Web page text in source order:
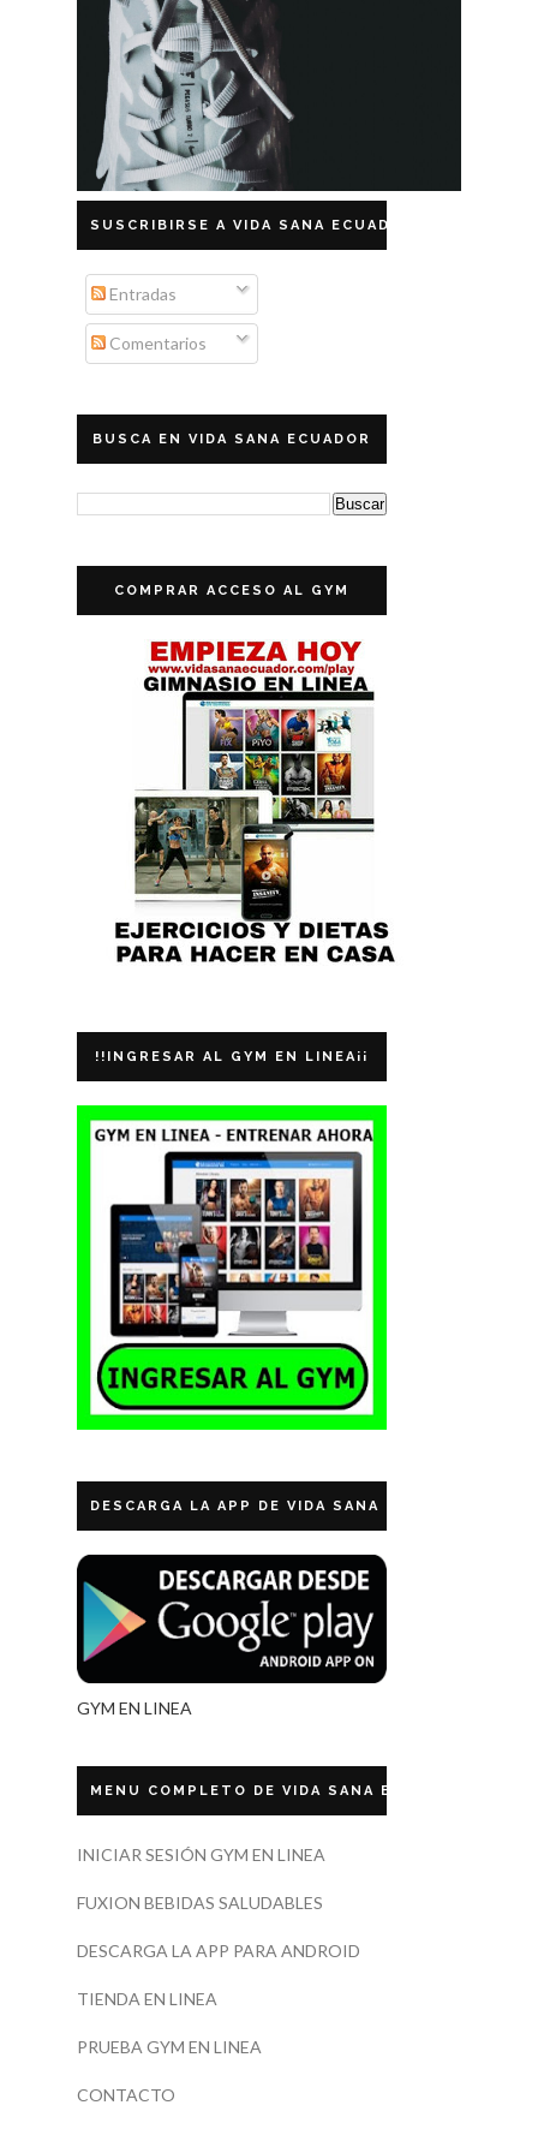
SUSCRIBIRSE A VIDA SANA ECUADOR
Entradas
Comentarios
BUSCA EN VIDA SANA ECUADOR
COMPRAR ACCESO AL GYM
!!INGRESAR AL GYM EN LINEA¡¡
DESCARGA LA APP DE VIDA SANA ECUADOR
GYM EN LINEA
MENU COMPLETO DE VIDA SANA ECUADOR
INICIAR SESIÓN GYM EN LINEA
FUXION BEBIDAS SALUDABLES
DESCARGA LA APP PARA ANDROID
TIENDA EN LINEA
PRUEBA GYM EN LINEA
CONTACTO